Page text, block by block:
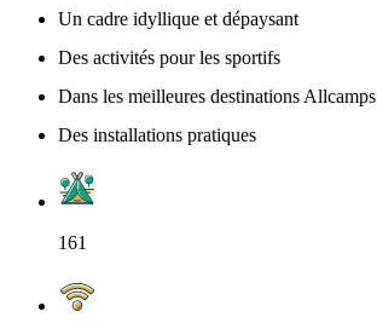
Un cadre idyllique et dépaysant
Des activités pour les sportifs
Dans les meilleures destinations Allcamps
Des installations pratiques
161